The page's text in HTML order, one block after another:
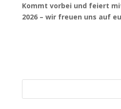
Kommt vorbei und feiert
2026 – wir freuen uns auf